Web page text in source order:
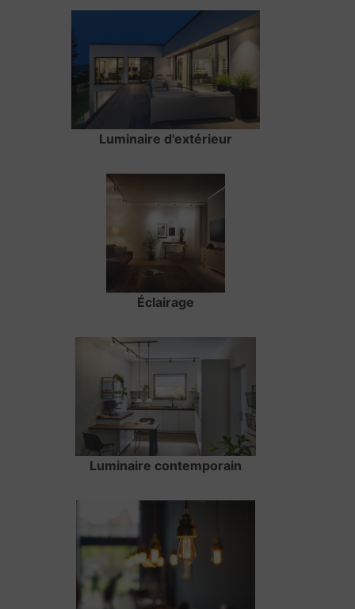
Luminaire d'extérieur
Éclairage
Luminaire contemporain